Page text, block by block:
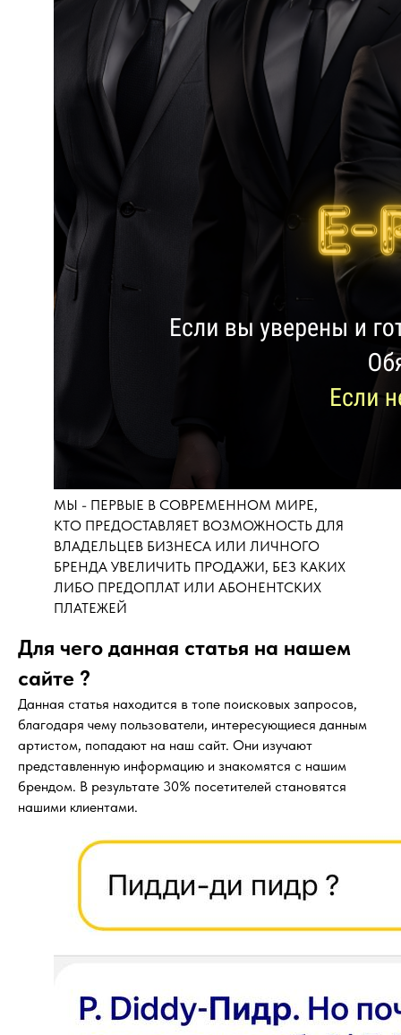
МЫ - ПЕРВЫЕ В СОВРЕМЕННОМ МИРЕ,
КТО ПРЕДОСТАВЛЯЕТ ВОЗМОЖНОСТЬ ДЛЯ
ВЛАДЕЛЬЦЕВ БИЗНЕСА ИЛИ ЛИЧНОГО
БРЕНДА УВЕЛИЧИТЬ ПРОДАЖИ, БЕЗ КАКИХ
ЛИБО ПРЕДОПЛАТ ИЛИ АБОНЕНТСКИХ
ПЛАТЕЖЕЙ
Для чего данная статья на нашем
сайте ?
Данная статья находится в топе поисковых запросов,
благодаря чему пользователи, интересующиеся данным
артистом, попадают на наш сайт. Они изучают
представленную информацию и знакомятся с нашим
брендом. В результате 30% посетителей становятся
нашими клиентами.